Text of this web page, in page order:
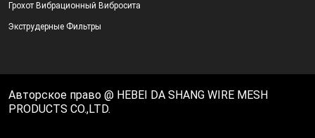
Грохот Вибрационный Вибросита
Экструдерные Фильтры
Авторское право @ HEBEI DA SHANG WIRE MESH
PRODUCTS CO.,LTD.